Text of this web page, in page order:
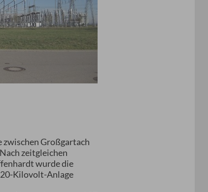
Großgartach
zeitgleichen
wurde die
Kilovolt-Anlage